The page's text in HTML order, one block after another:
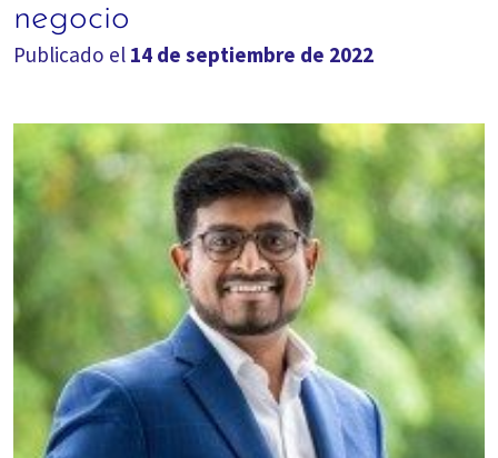
negocio
Publicado el 14 de septiembre de 2022